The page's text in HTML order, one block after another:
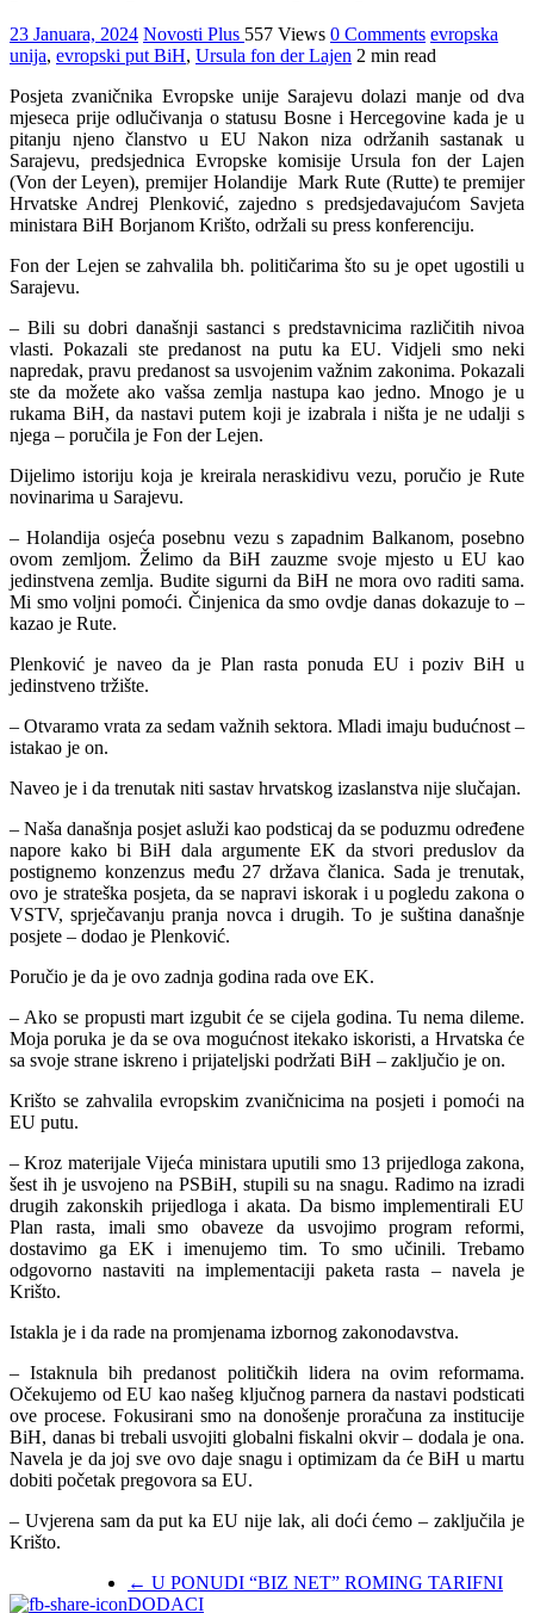
23 Januara, 2024 Novosti Plus 557 Views 0 Comments evropska
unija, evropski put BiH, Ursula fon der Lajen 2 min read
Posjeta zvaničnika Evropske unije Sarajevu dolazi manje od dva
mjeseca prije odlučivanja o statusu Bosne i Hercegovine kada je u
pitanju njeno članstvo u EU Nakon niza održanih sastanak u
Sarajevu, predsjednica Evropske komisije Ursula fon der Lajen
(Von der Leyen), premijer Holandije Mark Rute (Rutte) te premijer
Hrvatske Andrej Plenković, zajedno s predsjedavajućom Savjeta
ministara BiH Borjanom Krišto, održali su press konferenciju.
Fon der Lejen se zahvalila bh. političarima što su je opet ugostili u
Sarajevu.
– Bili su dobri današnji sastanci s predstavnicima različitih nivoa
vlasti. Pokazali ste predanost na putu ka EU. Vidjeli smo neki
napredak, pravu predanost sa usvojenim važnim zakonima. Pokazali
ste da možete ako vašsa zemlja nastupa kao jedno. Mnogo je u
rukama BiH, da nastavi putem koji je izabrala i ništa je ne udalji s
njega – poručila je Fon der Lejen.
Dijelimo istoriju koja je kreirala neraskidivu vezu, poručio je Rute
novinarima u Sarajevu.
– Holandija osjeća posebnu vezu s zapadnim Balkanom, posebno
ovom zemljom. Želimo da BiH zauzme svoje mjesto u EU kao
jedinstvena zemlja. Budite sigurni da BiH ne mora ovo raditi sama.
Mi smo voljni pomoći. Činjenica da smo ovdje danas dokazuje to –
kazao je Rute.
Plenković je naveo da je Plan rasta ponuda EU i poziv BiH u
jedinstveno tržište.
– Otvaramo vrata za sedam važnih sektora. Mladi imaju budućnost –
istakao je on.
Naveo je i da trenutak niti sastav hrvatskog izaslanstva nije slučajan.
– Naša današnja posjet asluži kao podsticaj da se poduzmu određene
napore kako bi BiH dala argumente EK da stvori preduslov da
postignemo konzenzus među 27 država članica. Sada je trenutak,
ovo je strateška posjeta, da se napravi iskorak i u pogledu zakona o
VSTV, sprječavanju pranja novca i drugih. To je suština današnje
posjete – dodao je Plenković.
Poručio je da je ovo zadnja godina rada ove EK.
– Ako se propusti mart izgubit će se cijela godina. Tu nema dileme.
Moja poruka je da se ova mogućnost itekako iskoristi, a Hrvatska će
sa svoje strane iskreno i prijateljski podržati BiH – zaključio je on.
Krišto se zahvalila evropskim zvaničnicima na posjeti i pomoći na
EU putu.
– Kroz materijale Vijeća ministara uputili smo 13 prijedloga zakona,
šest ih je usvojeno na PSBiH, stupili su na snagu. Radimo na izradi
drugih zakonskih prijedloga i akata. Da bismo implementirali EU
Plan rasta, imali smo obaveze da usvojimo program reformi,
dostavimo ga EK i imenujemo tim. To smo učinili. Trebamo
odgovorno nastaviti na implementaciji paketa rasta – navela je
Krišto.
Istakla je i da rade na promjenama izbornog zakonodavstva.
– Istaknula bih predanost političkih lidera na ovim reformama.
Očekujemo od EU kao našeg ključnog parnera da nastavi podsticati
ove procese. Fokusirani smo na donošenje proračuna za institucije
BiH, danas bi trebali usvojiti globalni fiskalni okvir – dodala je ona.
Navela je da joj sve ovo daje snagu i optimizam da će BiH u martu
dobiti početak pregovora sa EU.
– Uvjerena sam da put ka EU nije lak, ali doći ćemo – zaključila je
Krišto.
← U PONUDI “BIZ NET” ROMING TARIFNI
DODACI